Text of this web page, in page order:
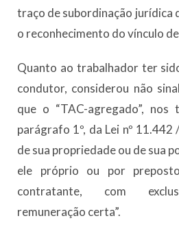
traço de subordinação jurídica
o reconhecimento do vínculo
Quanto ao trabalhador ter
condutor, considerou não
que o “TAC-agregado”,
parágrafo 1º, da Lei nº 11.442
de sua propriedade ou de sua
ele próprio ou por
contratante, com
remuneração certa”.